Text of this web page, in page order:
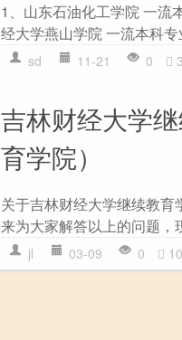
1、山东石油化工学院 一流
经大学燕山学院 一流本科
sd 11-21 0
吉林财经大学
育学院）
关于吉林财经大学继续教
来为大家解答以上的问题，
jl 03-09 0